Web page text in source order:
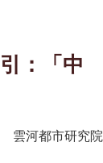
：「中
雲河都市研究院